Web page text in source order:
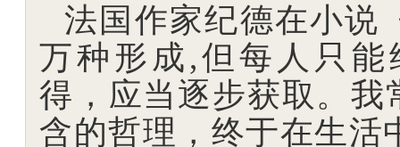
法国作家纪德在小说
万种形成,但每人只
得，应当逐步获取。
含的哲理，终于在生活